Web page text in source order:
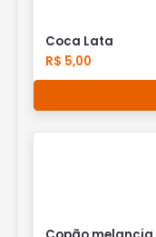
Coca Lata
R$ 5,00